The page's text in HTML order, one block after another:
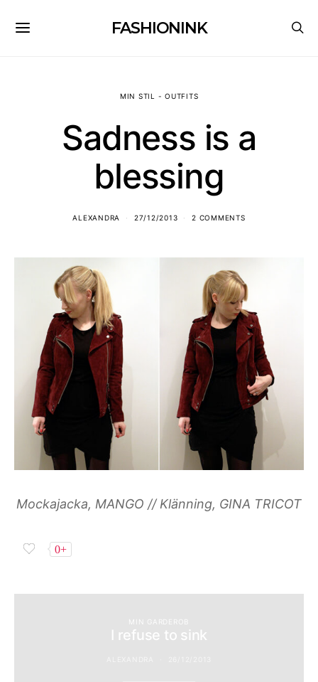
FASHIONINK
MIN STIL - OUTFITS
Sadness is a
blessing
ALEXANDRA 27/12/2013 2 COMMENTS
Mockajacka, MANGO // Klänning, GINA TRICOT
0+
MIN GARDEROB
I refuse to sink